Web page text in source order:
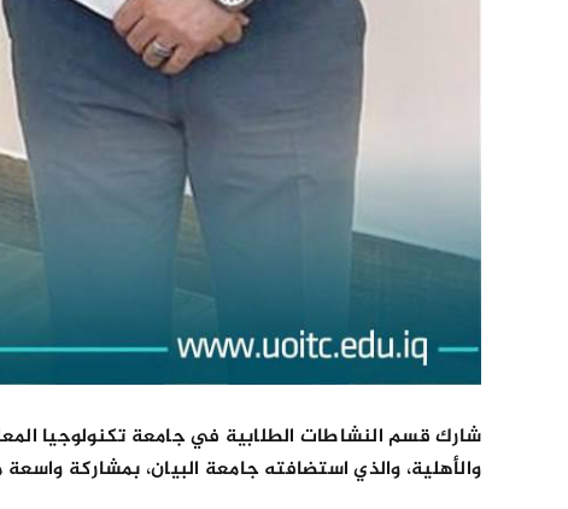
شارك قسم النشاطات الطلابية في جامعة تكنولوجيا
والأهلية، والذي استضافته جامعة البيان، بمشاركة